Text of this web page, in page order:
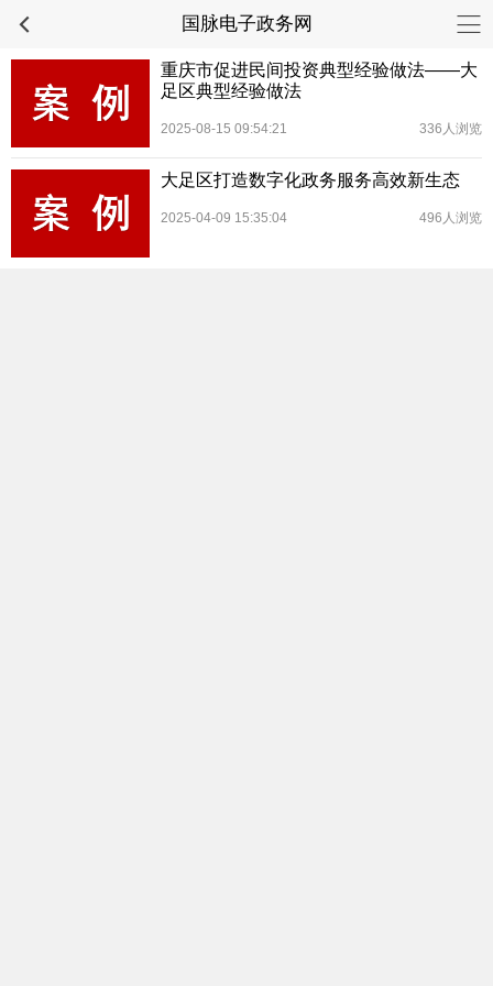
国脉电子政务网
重庆市促进民间投资典型经验做法——大
足区典型经验做法
2025-08-15 09:54:21 336人浏览
大足区打造数字化政务服务高效新生态
2025-04-09 15:35:04 496人浏览